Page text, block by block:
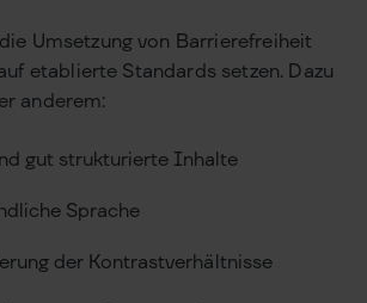
Umsetzung von Barrierefreiheit
etablierte Standards setzen. Dazu
anderem:
gut strukturierte Inhalte
Sprache
der Kontrastverhältnisse